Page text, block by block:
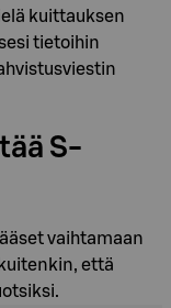
kuittauksen
tietoihin
S-
vaihtamaan
että